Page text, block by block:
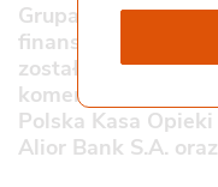
Pliki do pobrania
Gemini Praca
Grupa Gemini
finansowania.
został udzielony
komercyjnych:
Polska Kasa
Alior Bank S.A.